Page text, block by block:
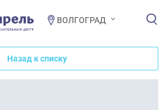
ВОЛГОГРАД
Назад к списку